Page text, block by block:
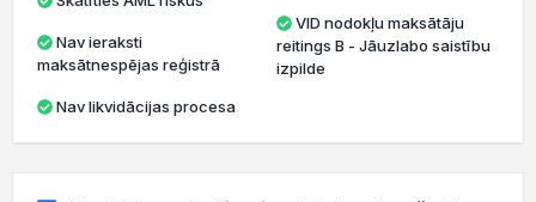
maksātnespējas reģistrā
Nav likvidācijas procesa
VID nodokļu maksātāju
reitings B - Jāuzlabo saistību
izpilde